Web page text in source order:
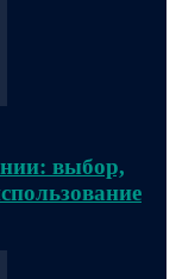
выбор,